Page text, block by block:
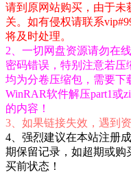
请到原网站购买，由于未
关。如有侵权请联系
将及时处理。
2、一切网盘资源请勿在
密码错误，特别注意若压
均为分卷压缩包，需要下
WinRAR软件解压part1或
的内容！
3、如果链接失效，遇到
4、强烈建议在本站注册
期保留记录，如超期或购
买前状态！